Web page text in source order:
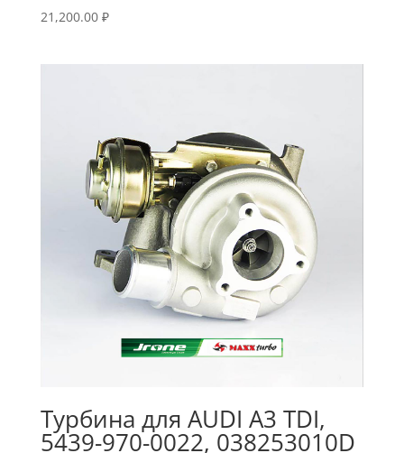
21,200.00 ₽
Турбина для AUDI A3 TDI,
5439-970-0022, 038253010D